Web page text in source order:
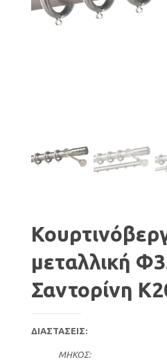
μεταλλική
Σαντορίνη
ΔΙΑΣΤΑΣΕΙΣ:
ΜΗΚΟΣ: